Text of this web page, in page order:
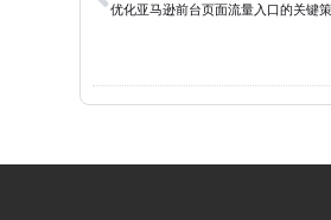
优化亚马逊前台页面流量入口的关键